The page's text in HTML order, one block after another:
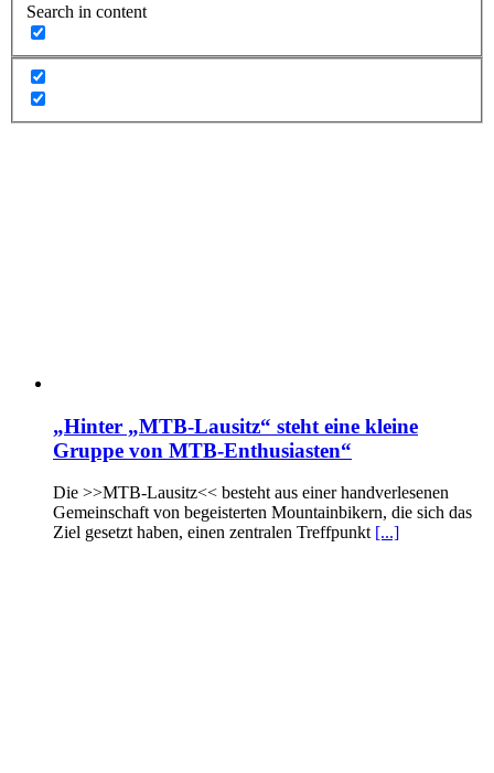
Search in content
„Hinter „MTB-Lausitz“ steht eine kleine
Gruppe von MTB-Enthusiasten“
Die >>MTB-Lausitz<< besteht aus einer handverlesenen
Gemeinschaft von begeisterten Mountainbikern, die sich das
Ziel gesetzt haben, einen zentralen Treffpunkt [...]